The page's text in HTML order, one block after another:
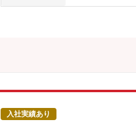
入し、「ABEMA」を核にした制
を生かすことで、高品質なイベ
入社実績あり